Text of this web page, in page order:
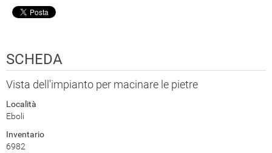
SCHEDA
Vista dell'impianto per macinare le pietre
Località
Eboli
Inventario
6982